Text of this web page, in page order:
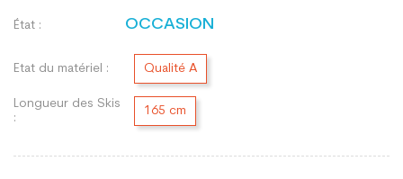
État : OCCASION
Etat du matériel : Qualité A
Longueur des Skis
:
165 cm